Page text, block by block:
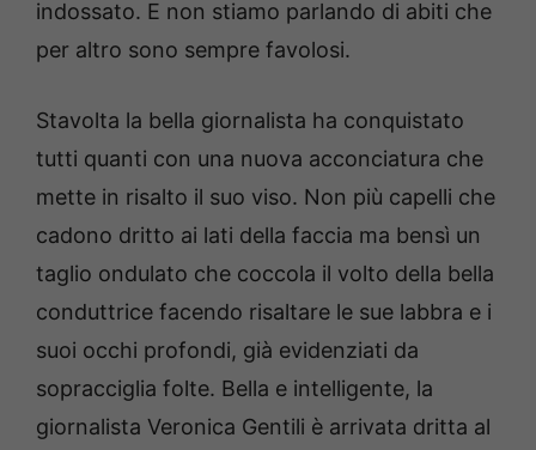
indossato. E non stiamo parlando di abiti che
per altro sono sempre favolosi.
Stavolta la bella giornalista ha conquistato
tutti quanti con una nuova acconciatura che
mette in risalto il suo viso. Non più capelli che
cadono dritto ai lati della faccia ma bensì un
taglio ondulato che coccola il volto della bella
conduttrice facendo risaltare le sue labbra e i
suoi occhi profondi, già evidenziati da
sopracciglia folte. Bella e intelligente, la
giornalista Veronica Gentili è arrivata dritta al